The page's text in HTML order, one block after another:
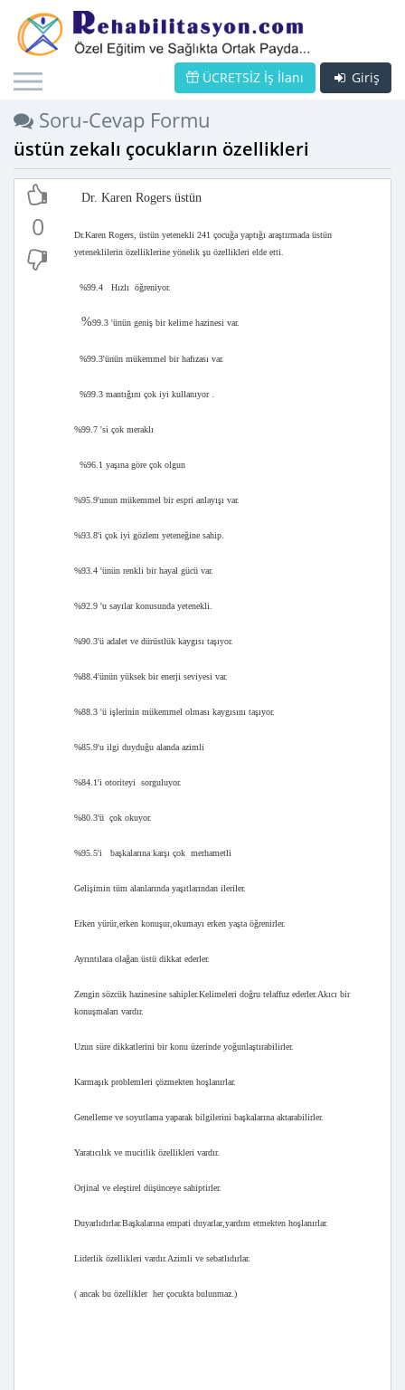
Giriş
ÜCRETSİZ İş İlanı
Soru-Cevap Formu
üstün zekalı çocukların özellikleri
0
Dr. Karen Rogers üstün
Dr.Karen Rogers, üstün yetenekli 241 çocuğa yaptığı araştırmada üstün
yeteneklilerin özelliklerine yönelik şu özellikleri elde etti.
%99.4 Hızlı öğreniyor.
%99.3 'ünün geniş bir kelime hazinesi var.
%99.3'ünün mükemmel bir hafızası var.
%99.3 mantığını çok iyi kullanıyor .
%99.7 'si çok meraklı
%96.1 yaşına göre çok olgun
%95.9'unun mükemmel bir espri anlayışı var.
%93.8'i çok iyi gözlem yeteneğine sahip.
%93.4 'ünün renkli bir hayal gücü var.
%92.9 'u sayılar konusunda yetenekli.
%90.3'ü adalet ve dürüstlük kaygısı taşıyor.
%88.4'ünün yüksek bir enerji seviyesi var.
%88.3 'ü işlerinin mükemmel olması kaygısını taşıyor.
%85.9'u ilgi duyduğu alanda azimli
%84.1'i otoriteyi sorguluyor.
%80.3'ü çok okuyor.
%95.5'i başkalarına karşı çok merhametli
Gelişimin tüm alanlarında yaşıtlarından ileriler.
Erken yürür,erken konuşur,okumayı erken yaşta öğrenirler.
Ayrıntılara olağan üstü dikkat ederler.
Zengin sözcük hazinesine sahipler.Kelimeleri doğru telaffuz ederler.Akıcı bir
konuşmaları vardır.
Uzun süre dikkatlerini bir konu üzerinde yoğunlaştırabilirler.
Karmaşık problemleri çözmekten hoşlanırlar.
Genelleme ve soyutlama yaparak bilgilerini başkalarına aktarabilirler.
Yaratıcılık ve mucitlik özellikleri vardır.
Orjinal ve eleştirel düşünceye sahiptirler.
Duyarlıdırlar.Başkalarına empati duyarlar,yardım etmekten hoşlanırlar.
Liderlik özellikleri vardır.Azimli ve sebatlıdırlar.
( ancak bu özellikler her çocukta bulunmaz.)